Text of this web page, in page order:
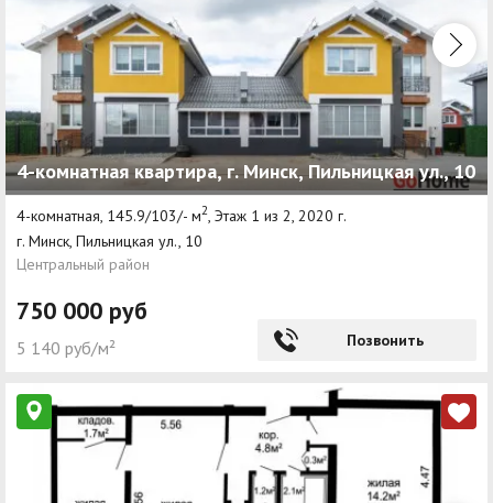
4-комнатная квартира, г. Минск, Пильницкая ул., 10
4-комнатная, 145.9/103/- м2 , Этаж 1 из 2, 2020 г.
г. Минск, Пильницкая ул., 10
Центральный район
750 000 руб
5 140 руб/м² Позвонить